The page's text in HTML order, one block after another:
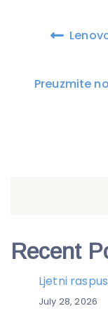
Post
Preuzmite
Recent
Ljetni
July 28, 2026